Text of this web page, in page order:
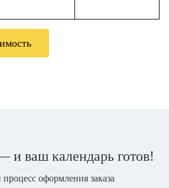
и ваш календарь готов!
оформления заказа